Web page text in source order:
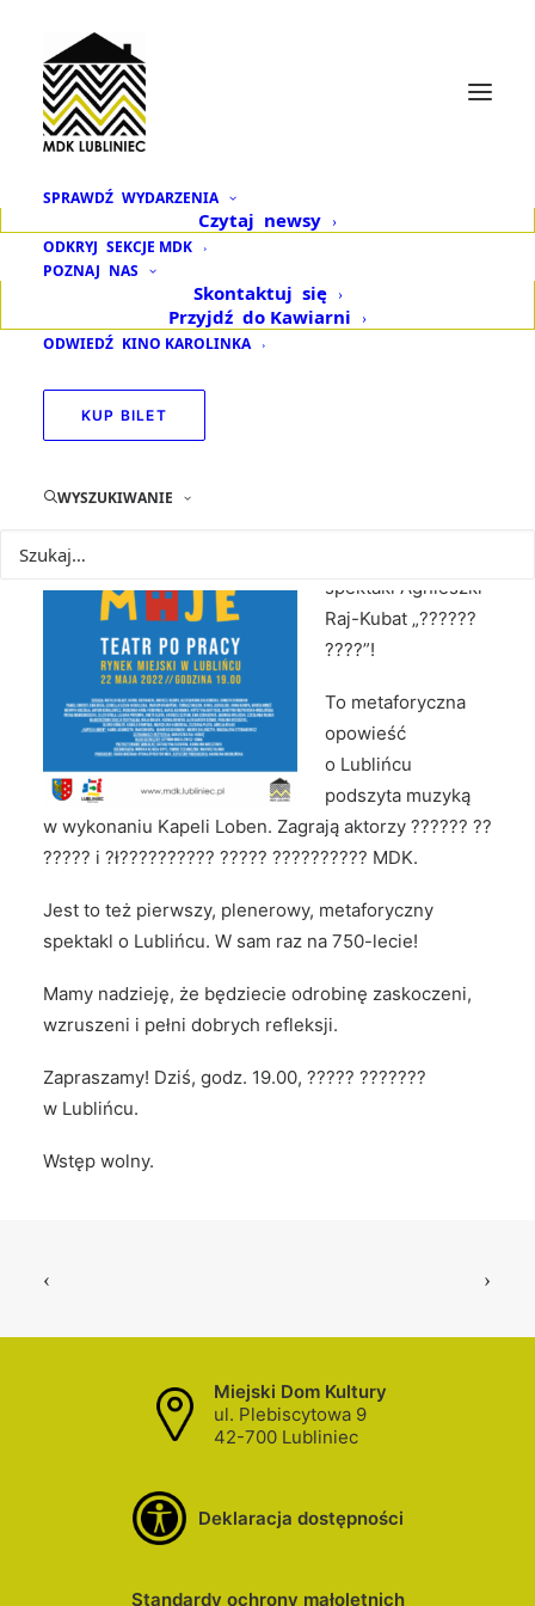
SPRAWDŹ WYDARZENIA
Czytaj newsy
ODKRYJ SEKCJE MDK
POZNAJ NAS
Skontaktuj się
Przyjdź do Kawiarni
ODWIEDŹ KINO KAROLINKA
KUP BILET
WYSZUKIWANIE
Spektakl o Lublińcu
„Miasto moje” dzisiaj
o godz. 19.00
spektakl Agnieszki
Raj-Kubat „??????
????”!
To metaforyczna
opowieść
o Lublińcu
podszyta muzyką
w wykonaniu Kapeli Loben. Zagrają aktorzy ?????? ??
????? i ?ł??????̇???? ????? ?????????? MDK.
Jest to też pierwszy, plenerowy, metaforyczny
spektakl o Lublińcu. W sam raz na 750-lecie!
Mamy nadzieję, że będziecie odrobinę zaskoczeni,
wzruszeni i pełni dobrych refleksji.
Zapraszamy! Dziś, godz. 19.00, ????? ???????
w Lublińcu.
Wstęp wolny.
Miejski Dom Kultury
ul. Plebiscytowa 9
42-700 Lubliniec
Deklaracja dostępności
Standardy ochrony małoletnich